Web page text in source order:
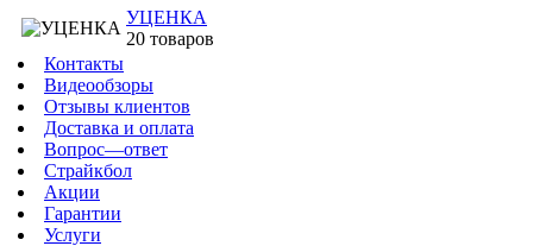
УЦЕНКА
20 товаров
Контакты
Видеообзоры
Отзывы клиентов
Доставка и оплата
Вопрос—ответ
Страйкбол
Акции
Гарантии
Услуги